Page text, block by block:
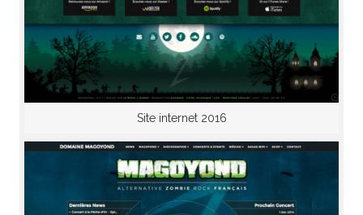
Site internet 2016